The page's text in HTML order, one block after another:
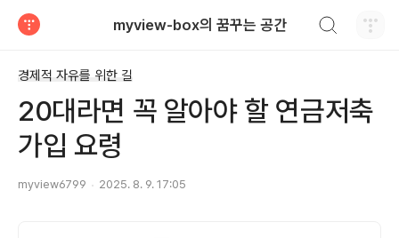
myview-box의 꿈꾸는 공간
경제적 자유를 위한 길
20대라면 꼭 알아야 할 연금저축
가입 요령
myview6799 2025. 8. 9. 17:05